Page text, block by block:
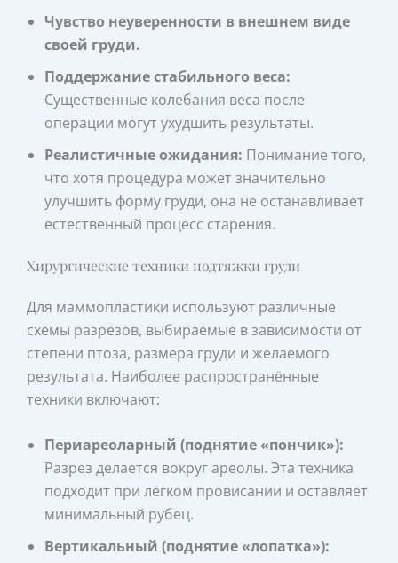
Чувство неуверенности в внешнем виде
своей груди.
Поддержание стабильного веса:
Существенные колебания веса после
операции могут ухудшить результаты.
Реалистичные ожидания: Понимание того,
что хотя процедура может значительно
улучшить форму груди, она не останавливает
естественный процесс старения.
Хирургические техники подтяжки груди
Для маммопластики используют различные
схемы разрезов, выбираемые в зависимости от
степени птоза, размера груди и желаемого
результата. Наиболее распространённые
техники включают:
Периареоларный (поднятие «пончик»):
Разрез делается вокруг ареолы. Эта техника
подходит при лёгком провисании и оставляет
минимальный рубец.
Вертикальный (поднятие «лопатка»):